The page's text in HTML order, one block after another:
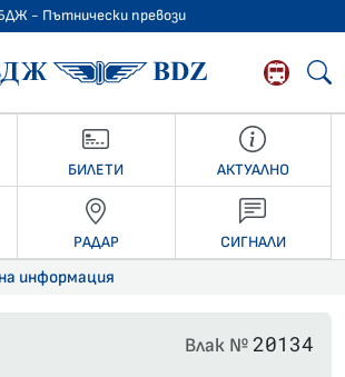
- Пътнически превози
БДЖ -
БИЛЕТИ АКТУАЛНО
РАДАР СИГНАЛИ
информация
Влак №20134